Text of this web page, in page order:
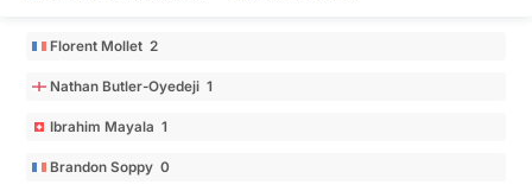
Florent Mollet 2
Nathan Butler-Oyedeji 1
Ibrahim Mayala 1
Brandon Soppy 0